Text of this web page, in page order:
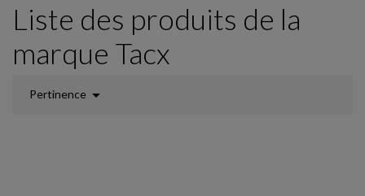
Liste des produits de la
marque Tacx
Pertinence 